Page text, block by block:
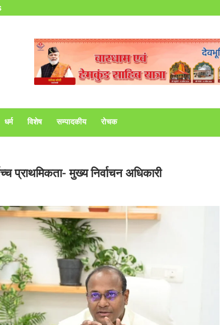
धर्म विशेष सम्पादकीय रोचक
प्राथमिकता- मुख्य निर्वाचन अधिकारी